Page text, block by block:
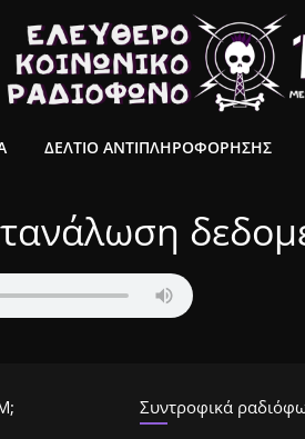
ΔΕΛΤΙΟ ΑΝΤΙΠΛΗΡΟΦΟΡΗΣΗΣ
Συντροφικά